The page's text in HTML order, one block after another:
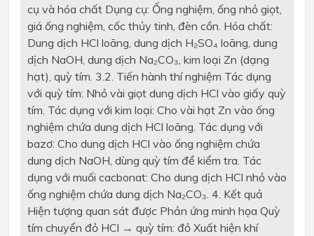
cụ và hóa chất Dụng cụ: Ống nghiệm, ống nhỏ giọt,
giá ống nghiệm, cốc thủy tinh, đèn cồn. Hóa chất:
Dung dịch HCl loãng, dung dịch H₂SO₄ loãng, dung
dịch NaOH, dung dịch Na₂CO₃, kim loại Zn (dạng
hạt), quỳ tím. 3.2. Tiến hành thí nghiệm Tác dụng
với quỳ tím: Nhỏ vài giọt dung dịch HCl vào giấy quỳ
tím. Tác dụng với kim loại: Cho vài hạt Zn vào ống
nghiệm chứa dung dịch HCl loãng. Tác dụng với
bazơ: Cho dung dịch HCl vào ống nghiệm chứa
dung dịch NaOH, dùng quỳ tím để kiểm tra. Tác
dụng với muối cacbonat: Cho dung dịch HCl nhỏ vào
ống nghiệm chứa dung dịch Na₂CO₃. 4. Kết quả
Hiện tượng quan sát được Phản ứng minh họa Quỳ
tím chuyển đỏ HCl → quỳ tím: đỏ Xuất hiện khí